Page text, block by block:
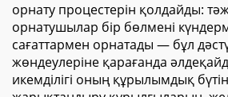
орнату процестерін қолдайды:
орнатушылар бір бөлмені
сағаттармен орнатады — бұл
жөндеулеріне қарағанда
икемділігі оның құрылымдық